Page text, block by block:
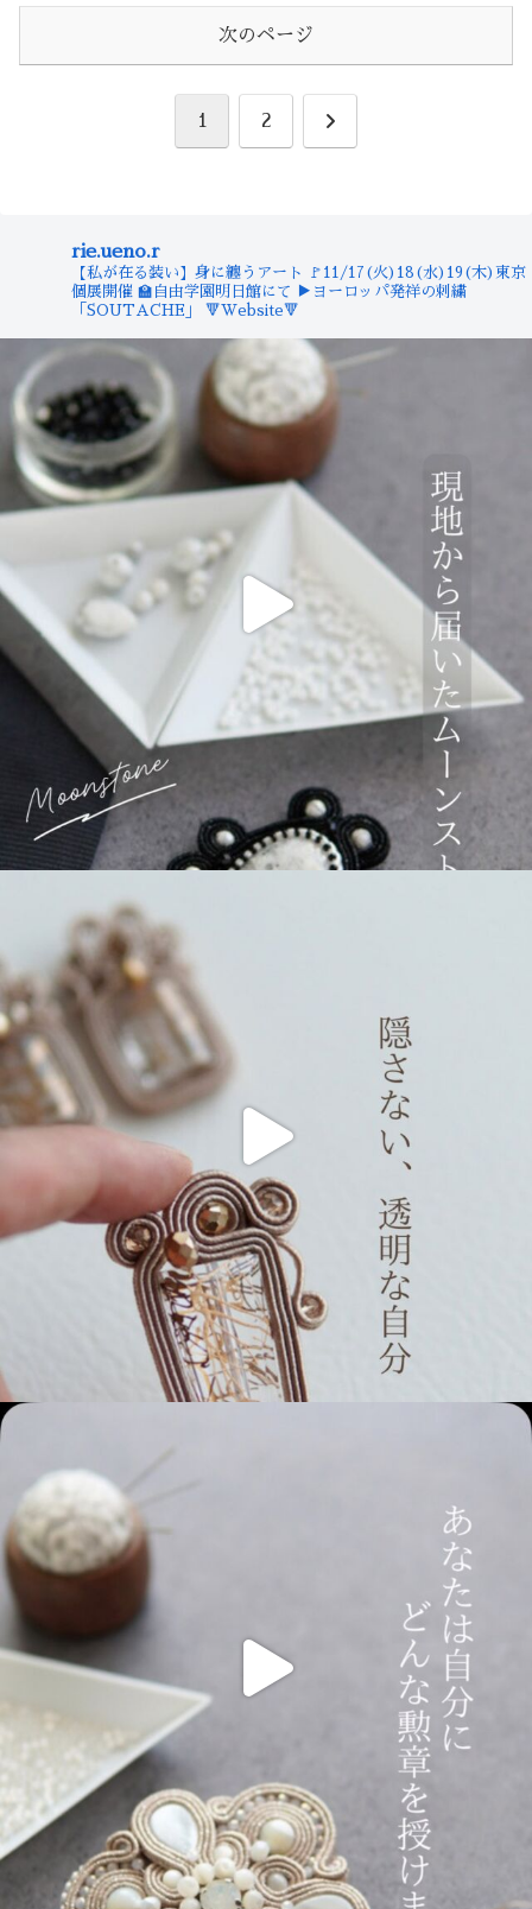
次のページ
1 2 次
rie.ueno.r
【私が在る装い】身に纏うアート
🚩11/17(火)18(水)19(木)東京
個展開催 🏫自由学園明日館にて
▶︎ヨーロッパ発祥の刺繍
「SOUTACHE」
🔻Website🔻